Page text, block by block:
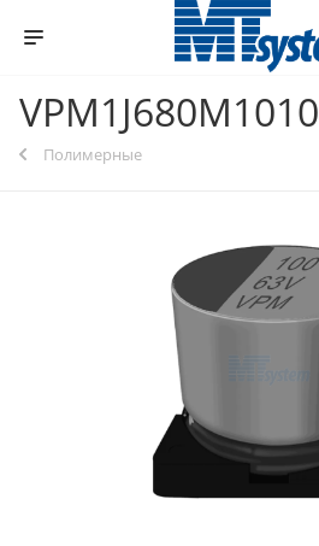
VPM1J680M1010
Полимерные